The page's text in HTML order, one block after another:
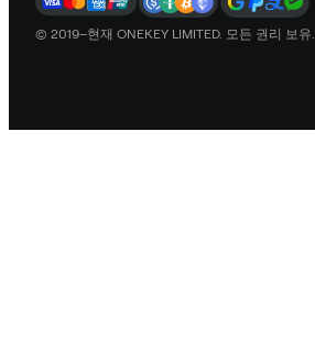
© 2019–현재 ONEKEY LIMITED. 모든 권리 보유.